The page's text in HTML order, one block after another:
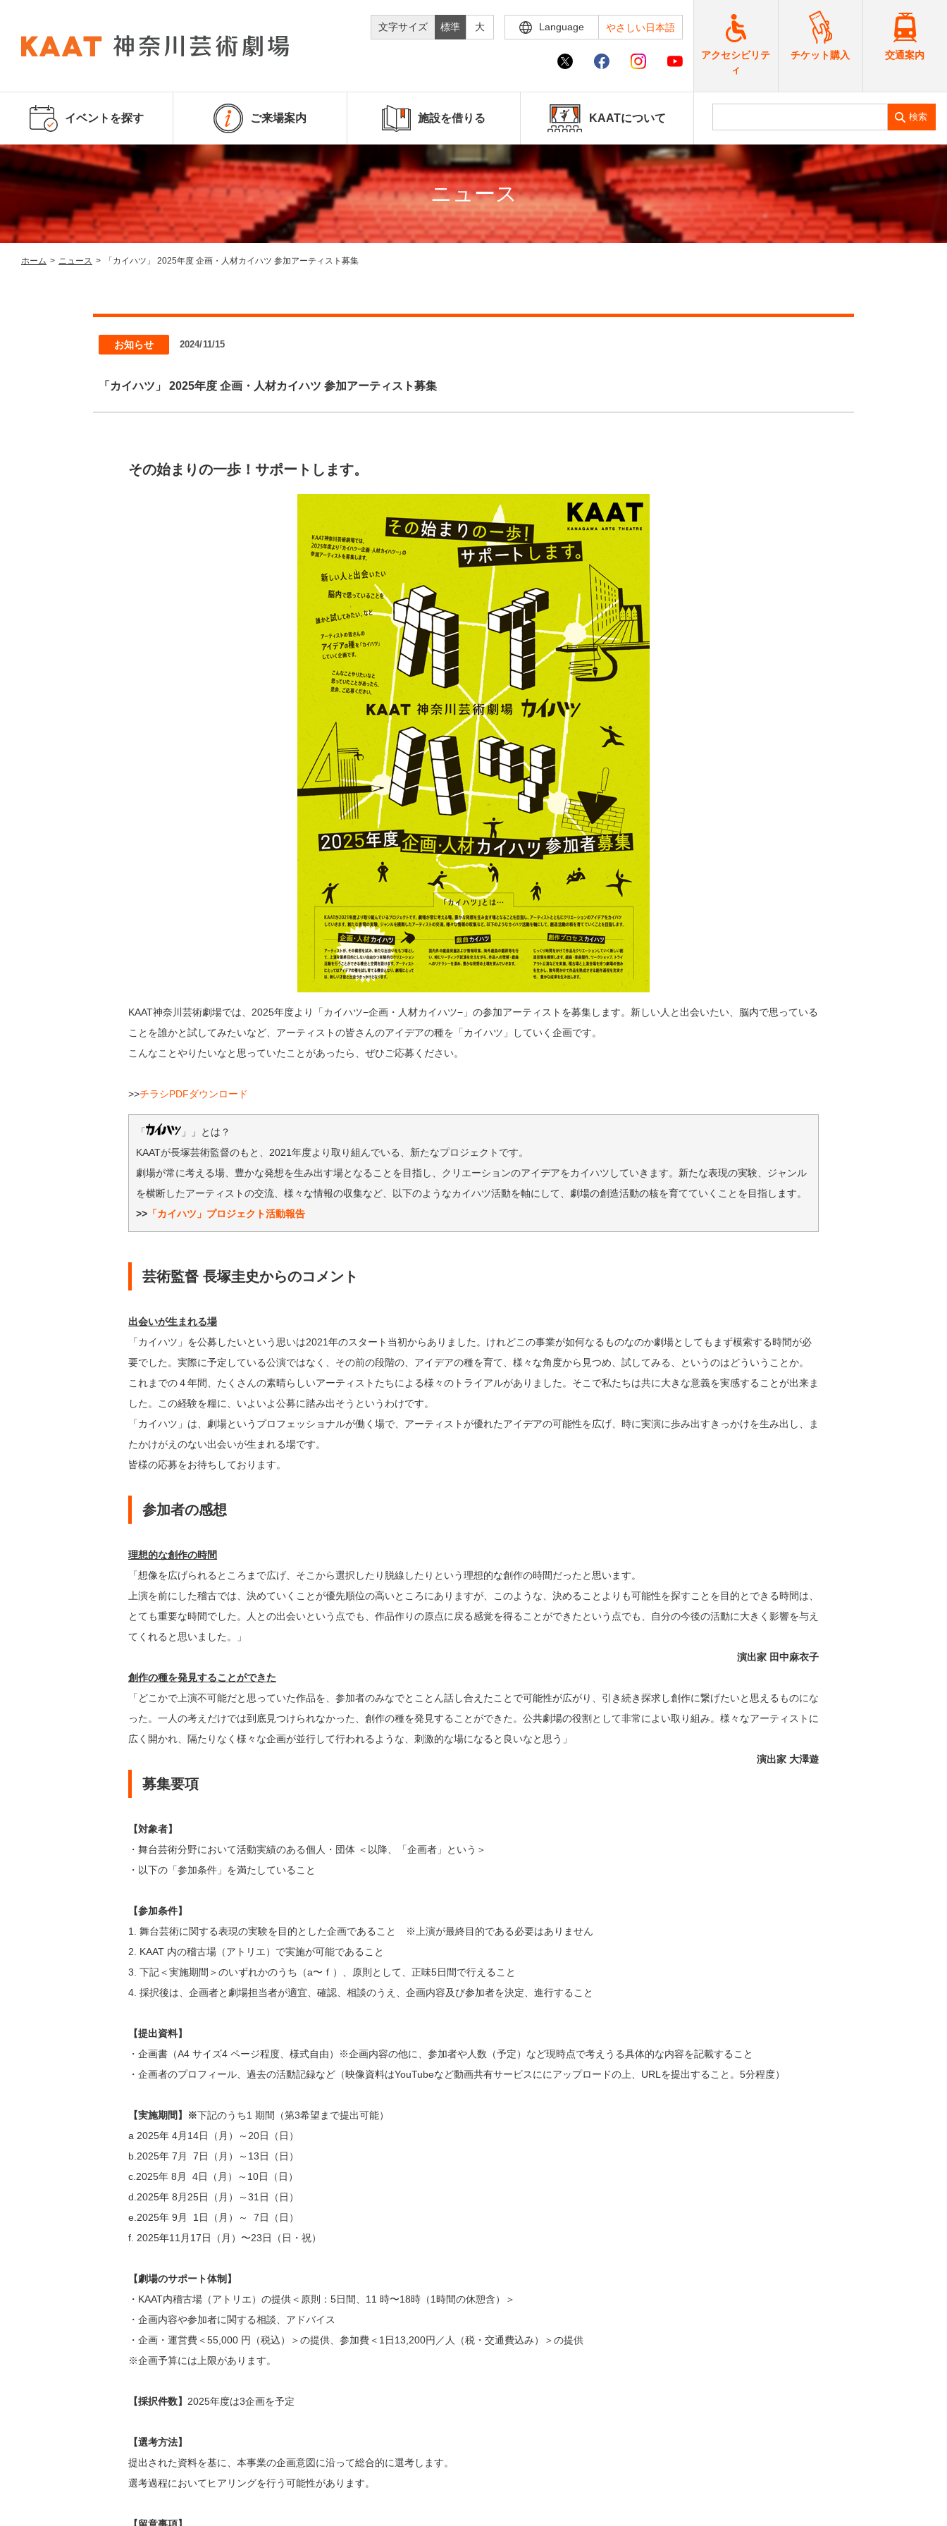
文字サイズ 標準 大 Language やさしい日本語
アクセシビリテ
ィ
チケット購入 交通案内
イベントを探す ご来場案内 施設を借りる KAATについて 検索
ニュース
ホーム > ニュース > 「カイハツ」 2025年度 企画・人材カイハツ 参加アーティスト募集
お知らせ 2024/11/15
「カイハツ」 2025年度 企画・人材カイハツ 参加アーティスト募集
その始まりの一歩！サポートします。
KAAT神奈川芸術劇場では、2025年度より「カイハツ−企画・人材カイハツ−」の参加アーティストを募集します。新しい人と出会いたい、脳内で思っている
ことを誰かと試してみたいなど、アーティストの皆さんのアイデアの種を「カイハツ」していく企画です。
こんなことやりたいなと思っていたことがあったら、ぜひご応募ください。
>>チラシPDFダウンロード
「
」」とは？
KAATが長塚芸術監督のもと、2021年度より取り組んでいる、新たなプロジェクトです。
劇場が常に考える場、豊かな発想を生み出す場となることを目指し、クリエーションのアイデアをカイハツしていきます。新たな表現の実験、ジャンル
を横断したアーティストの交流、様々な情報の収集など、以下のようなカイハツ活動を軸にして、劇場の創造活動の核を育てていくことを目指します。
>> 「カイハツ」プロジェクト活動報告
芸術監督 長塚圭史からのコメント
出会いが生まれる場
「カイハツ」を公募したいという思いは2021年のスタート当初からありました。けれどこの事業が如何なるものなのか劇場としてもまず模索する時間が必
要でした。実際に予定している公演ではなく、その前の段階の、アイデアの種を育て、様々な角度から見つめ、試してみる、というのはどういうことか。
これまでの４年間、たくさんの素晴らしいアーティストたちによる様々のトライアルがありました。そこで私たちは共に大きな意義を実感することが出来ま
した。この経験を糧に、いよいよ公募に踏み出そうというわけです。
「カイハツ」は、劇場というプロフェッショナルが働く場で、アーティストが優れたアイデアの可能性を広げ、時に実演に歩み出すきっかけを生み出し、ま
たかけがえのない出会いが生まれる場です。
皆様の応募をお待ちしております。
参加者の感想
理想的な創作の時間
「想像を広げられるところまで広げ、そこから選択したり脱線したりという理想的な創作の時間だったと思います。
上演を前にした稽古では、決めていくことが優先順位の高いところにありますが、このような、決めることよりも可能性を探すことを目的とできる時間は、
とても重要な時間でした。人との出会いという点でも、作品作りの原点に戻る感覚を得ることができたという点でも、自分の今後の活動に大きく影響を与え
てくれると思いました。」
演出家 田中麻衣子
創作の種を発見することができた
「どこかで上演不可能だと思っていた作品を、参加者のみなでとことん話し合えたことで可能性が広がり、引き続き探求し創作に繋げたいと思えるものにな
った。一人の考えだけでは到底見つけられなかった、創作の種を発見することができた。公共劇場の役割として非常によい取り組み。様々なアーティストに
広く開かれ、隔たりなく様々な企画が並行して行われるような、刺激的な場になると良いなと思う」
演出家 大澤遊
募集要項
【対象者】
・舞台芸術分野において活動実績のある個人・団体 ＜以降、「企画者」という＞
・以下の「参加条件」を満たしていること
【参加条件】
1. 舞台芸術に関する表現の実験を目的とした企画であること ※上演が最終目的である必要はありません
2. KAAT 内の稽古場（アトリエ）で実施が可能であること
3. 下記＜実施期間＞のいずれかのうち（a〜ｆ）、原則として、正味5日間で行えること
4. 採択後は、企画者と劇場担当者が適宜、確認、相談のうえ、企画内容及び参加者を決定、進行すること
【提出資料】
・企画書（A4 サイズ4 ページ程度、様式自由）※企画内容の他に、参加者や人数（予定）など現時点で考えうる具体的な内容を記載すること
・企画者のプロフィール、過去の活動記録など（映像資料はYouTubeなど動画共有サービスににアップロードの上、URLを提出すること。5分程度）
【実施期間】※下記のうち1 期間（第3希望まで提出可能）
a 2025年 4月14日（月）～20日（日）
b.2025年 7月 7日（月）～13日（日）
c.2025年 8月 4日（月）～10日（日）
d.2025年 8月25日（月）～31日（日）
e.2025年 9月 1日（月）～ 7日（日）
f. 2025年11月17日（月）〜23日（日・祝）
【劇場のサポート体制】
・KAAT内稽古場（アトリエ）の提供＜原則：5日間、11 時〜18時（1時間の休憩含）＞
・企画内容や参加者に関する相談、アドバイス
・企画・運営費＜55,000 円（税込）＞の提供、参加費＜1日13,200円／人（税・交通費込み）＞の提供
※企画予算には上限があります。
【採択件数】 2025年度は3企画を予定
【選考方法】
提出された資料を基に、本事業の企画意図に沿って総合的に選考します。
選考過程においてヒアリングを行う可能性があります。